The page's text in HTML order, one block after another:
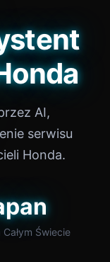
AI,
serwisu
Honda.
Świecie